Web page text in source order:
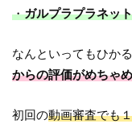
・ガルプラプラネッ
なんといってもひか
からの評価がめちゃ
初回の動画審査でも